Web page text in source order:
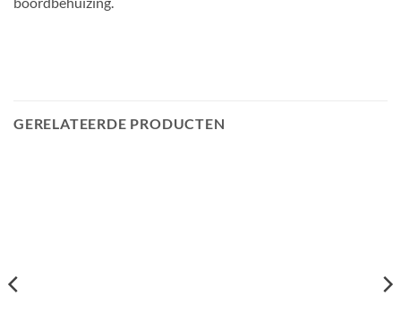
GERELATEERDE PRODUCTEN